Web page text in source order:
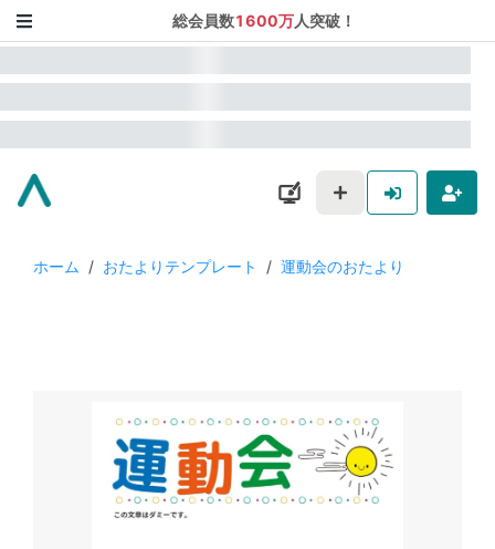
総会員数1600万人突破！
ホーム / おたよりテンプレート / 運動会のおたより